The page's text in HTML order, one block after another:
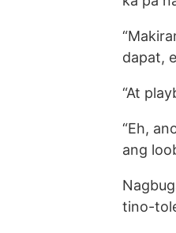
dapat,
“At
“Eh,
ang
tino-